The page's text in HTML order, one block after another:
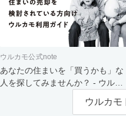
ウルカモ公式note
あなたの住まいを「買うかも」な
人を探してみませんか？ - ウルカ
ウルカモ